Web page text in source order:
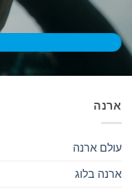
ארנה
עולם ארנה
ארנה בלוג